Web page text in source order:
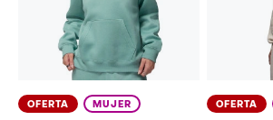
OFERTA MUJER OFERTA